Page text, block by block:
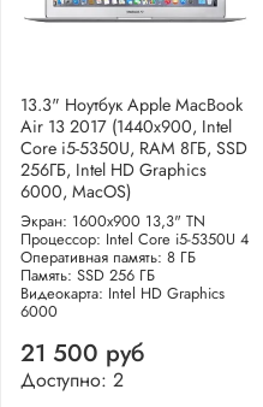
13.3" Ноутбук Apple MacBook
Air 13 2017 (1440x900, Intel
Core i5-5350U, RAM 8ГБ, SSD
256ГБ, Intel HD Graphics
6000, MacOS)
Экран: 1600x900 13,3" TN
Процессор: Intel Core i5-5350U 4
Оперативная память: 8 ГБ
Память: SSD 256 ГБ
Видеокарта: Intel HD Graphics
6000
21 500 руб
Доступно: 2